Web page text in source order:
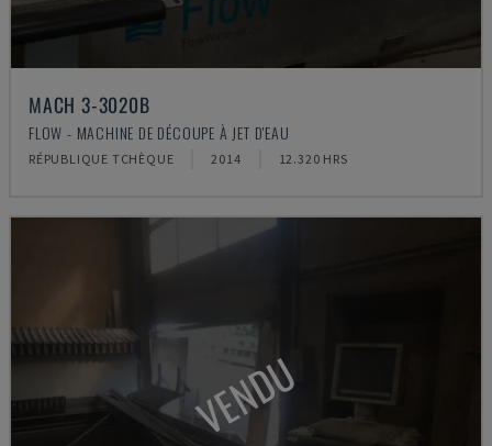
MACH 3-3020B
FLOW - MACHINE DE DÉCOUPE À JET D'EAU
RÉPUBLIQUE TCHÈQUE 2014 12.320 HRS
VENDU